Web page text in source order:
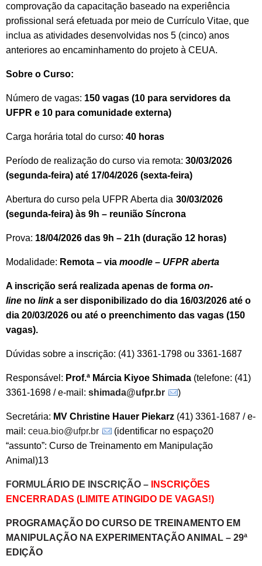
comprovação da capacitação baseado na experiência
profissional será efetuada por meio de Currículo Vitae, que
inclua as atividades desenvolvidas nos 5 (cinco) anos
anteriores ao encaminhamento do projeto à CEUA.
Sobre o Curso:
Número de vagas: 150 vagas (10 para servidores da
UFPR e 10 para comunidade externa)
Carga horária total do curso: 40 horas
Período de realização do curso via remota: 30/03/2026
(segunda-feira) até 17/04/2026 (sexta-feira)
Abertura do curso pela UFPR Aberta dia 30/03/2026
(segunda-feira) às 9h – reunião Síncrona
Prova: 18/04/2026 das 9h – 21h (duração 12 horas)
Modalidade: Remota – via moodle – UFPR aberta
A inscrição será realizada apenas de forma on-
line no linka ser disponibilizado do dia 16/03/2026 até o
dia 20/03/2026 ou até o preenchimento das vagas (150
vagas).
Dúvidas sobre a inscrição: (41) 3361-1798 ou 3361-1687
Responsável: Prof.ª Márcia Kiyoe Shimada (telefone: (41)
3361-1698 / e-mail: shimada@ufpr.br )
Secretária: MV Christine Hauer Piekarz (41) 3361-1687 / e-
mail: ceua.bio@ufpr.br
(identificar no espaço20
“assunto”: Curso de Treinamento em Manipulação
Animal)13
FORMULÁRIO DE INSCRIÇÃO –
INSCRIÇÕES
ENCERRADAS (LIMITE ATINGIDO DE VAGAS!)
PROGRAMAÇÃO DO CURSO DE TREINAMENTO EM
MANIPULAÇÃO NA EXPERIMENTAÇÃO ANIMAL – 29ª
EDIÇÃO